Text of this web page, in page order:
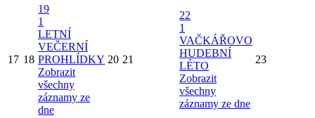
17 18
19
1
LETNÍ
VEČERNÍ
PROHLÍDKY
Zobrazit
všechny
záznamy ze
dne
20 21
22
1
VAČKÁŘOVO
HUDEBNÍ
LÉTO
Zobrazit
všechny
záznamy ze dne
23